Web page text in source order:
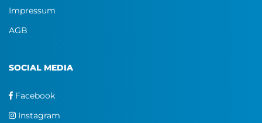
Impressum
AGB
SOCIAL MEDIA
Facebook
Instagram